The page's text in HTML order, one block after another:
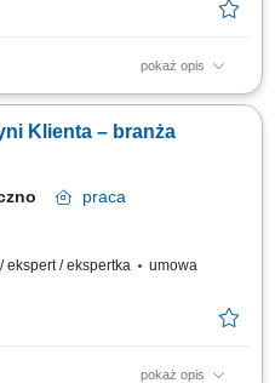
pokaż opis
relacji z klientami; realizacja
Klienta – branża
praca
ekspert / ekspertka
umowa
pokaż opis